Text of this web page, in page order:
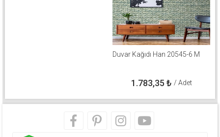
Duvar Kağıdı Han 20545-6 M
1.783,35 ₺ / Adet